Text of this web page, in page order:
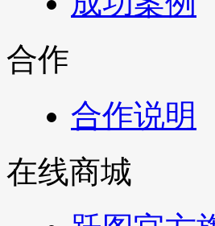
合作
合作说明
在线商城